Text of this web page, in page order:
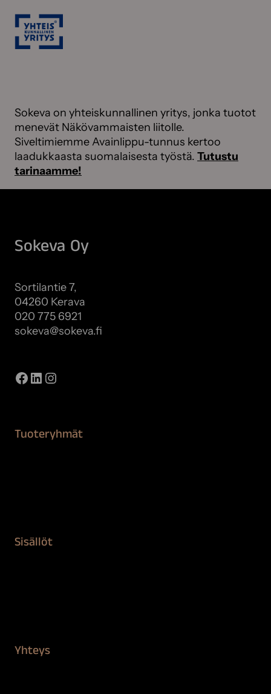
Sokeva on yhteiskunnallinen yritys, jonka tuotot
menevät Näkövammaisten liitolle.
Siveltimiemme Avainlippu-tunnus kertoo
laadukkaasta suomalaisesta työstä. Tutustu
tarinaamme!
Sokeva Oy
Sortilantie 7,
04260 Kerava
020 775 6921
sokeva@sokeva.fi
Facebook
LinkedIn
Instagram
Tuoteryhmät
Sisällöt
Yhteys